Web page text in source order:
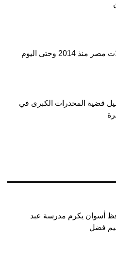
منذ 2014 وحتى اليوم
قضية المخدرات الكبرى في
أسوان يكرم مدرسة عبد
فضل